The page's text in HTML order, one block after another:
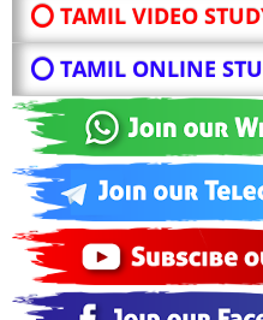
⭕ TAMIL VIDEO
⭕ TAMIL ONLINE